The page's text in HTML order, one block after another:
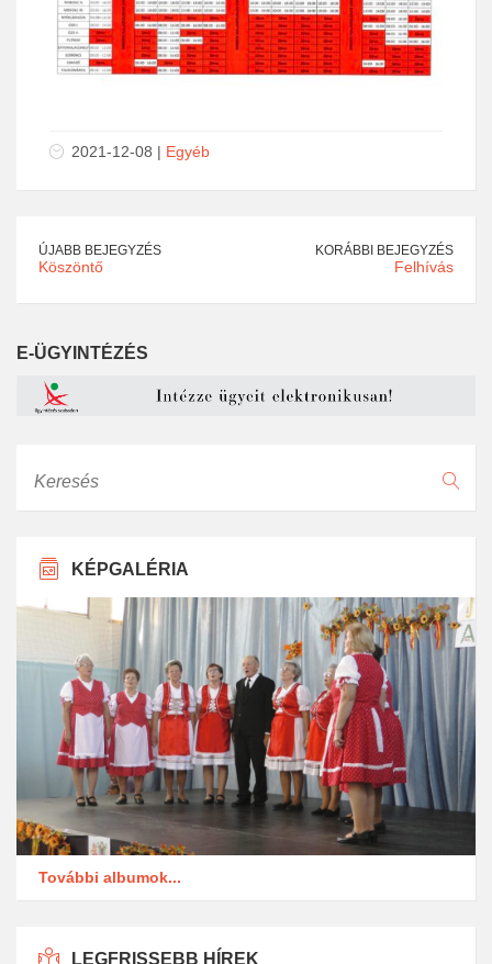
2021-12-08 | Egyéb
ÚJABB BEJEGYZÉS
Köszöntő
KORÁBBI BEJEGYZÉS
Felhívás
E-ÜGYINTÉZÉS
KÉPGALÉRIA
További albumok...
LEGFRISSEBB HÍREK